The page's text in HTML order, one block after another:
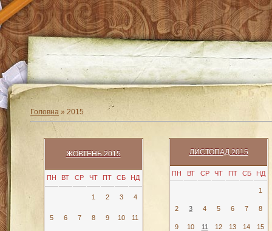
Головна » 2015
ЖОВТЕНЬ 2015
ПН ВТ СР ЧТ ПТ СБ НД
1 2 3 4
5 6 7 8 9 10 11
ЛИСТОПАД 2015
ПН ВТ СР ЧТ ПТ СБ НД
1
2 3 4 5 6 7 8
9 10 11 12 13 14 15